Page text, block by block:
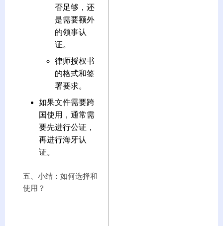
否足够，还
是需要额外
的领事认
证。
律师授权书
的格式和签
署要求。
如果文件需要跨
国使用，通常需
要先进行公证，
再进行海牙认
证。
五、小结：如何选择和
使用？